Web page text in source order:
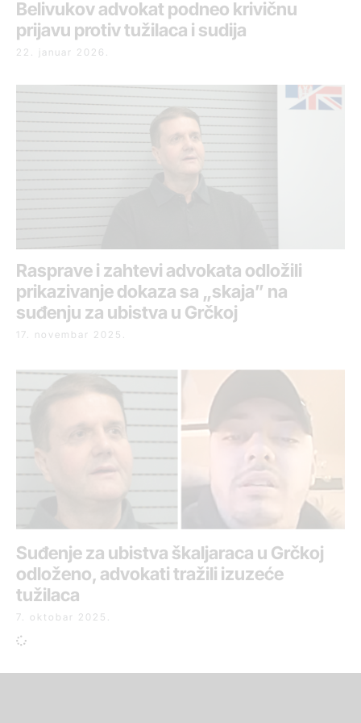
Belivukov advokat podneo krivičnu
prijavu protiv tužilaca i sudija
22. januar 2026.
Rasprave i zahtevi advokata odložili
prikazivanje dokaza sa „skaja” na
suđenju za ubistva u Grčkoj
17. novembar 2025.
Suđenje za ubistva škaljaraca u Grčkoj
odloženo, advokati tražili izuzeće
tužilaca
7. oktobar 2025.